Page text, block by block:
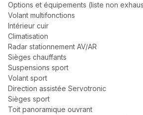
Options et équipements (liste non
Volant multifonctions
Intérieur cuir
Climatisation
Radar stationnement AV/AR
Sièges chauffants
Suspensions sport
Volant sport
Direction assistée Servotronic
Sièges sport
Toit panoramique ouvrant